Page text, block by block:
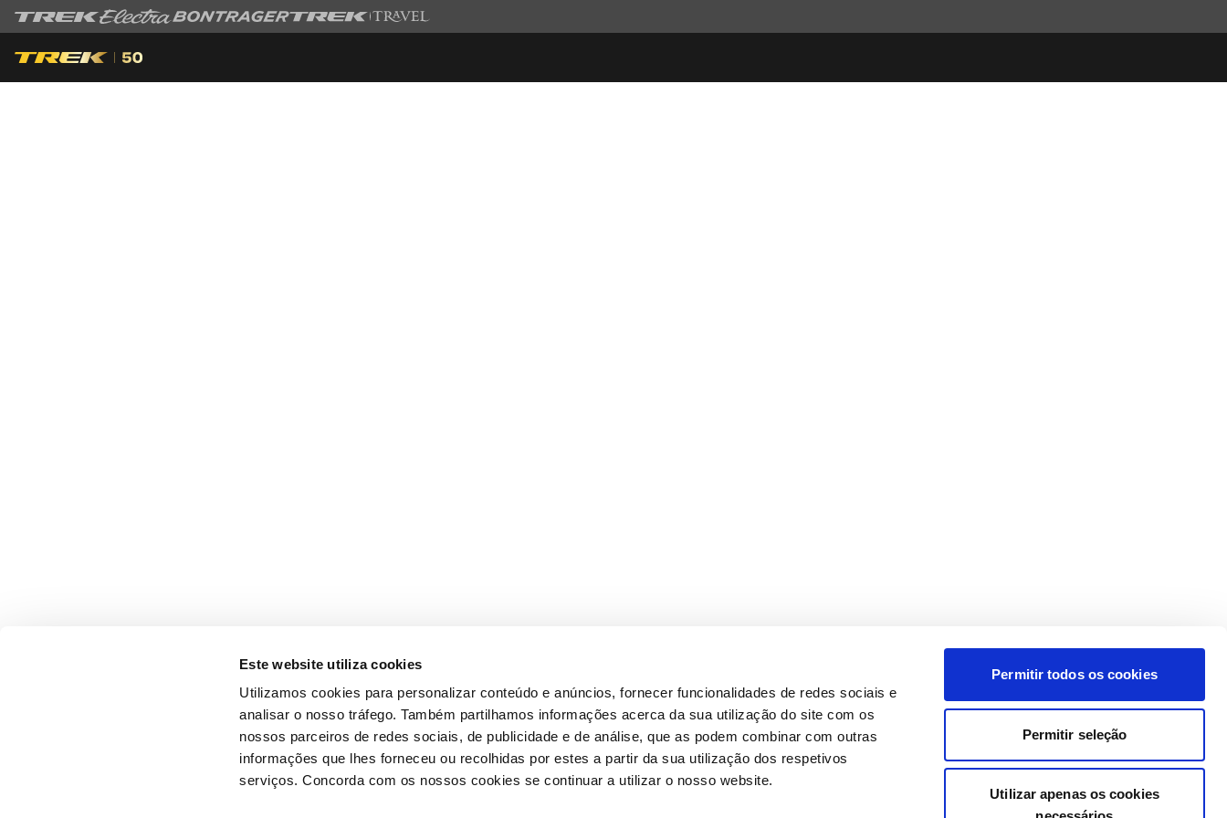
Este website utiliza cookies
Utilizamos cookies para personalizar conteúdo e anúncios, fornecer funcionalidades de redes sociais e
analisar o nosso tráfego. Também partilhamos informações acerca da sua utilização do site com os
nossos parceiros de redes sociais, de publicidade e de análise, que as podem combinar com outras
informações que lhes forneceu ou recolhidas por estes a partir da sua utilização dos respetivos
serviços. Concorda com os nossos cookies se continuar a utilizar o nosso website.
Permitir todos os cookies
Permitir seleção
Utilizar apenas os cookies